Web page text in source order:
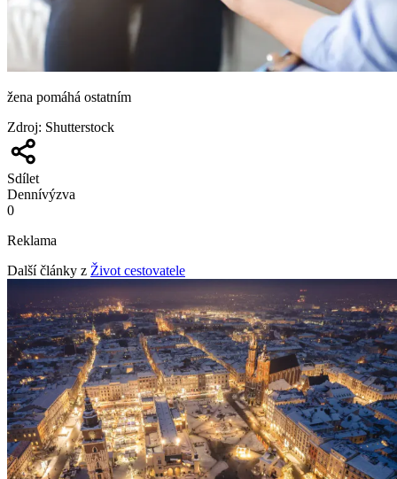
žena pomáhá ostatním
Zdroj: Shutterstock
Sdílet
Dennívýzva
0
Reklama
Další články z Život cestovatele